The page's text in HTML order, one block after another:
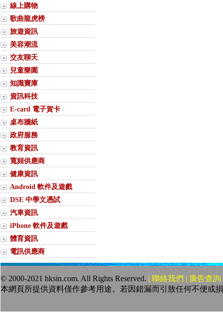
線上購物
歌曲龍虎榜
旅遊資訊
美容潮流
交友聊天
兒童樂園
知識寶庫
資訊科技
E-card 電子賀卡
桌布牆紙
政府服務
教育資訊
寬頻供應商
健康資訊
Android 軟件及遊戲
DSE 中學文憑試
汽車資訊
iPhone 軟件及遊戲
體育資訊
電訊供應商
© 2000-2021 hksin.com. All Rights Reserved. | 聯絡我們 | 廣告查詢
本網頁所提供資料僅作參考用途。若因錯漏而引致任何不便或